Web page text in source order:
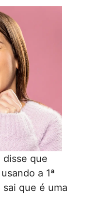
disse que
a 1ª
que é uma